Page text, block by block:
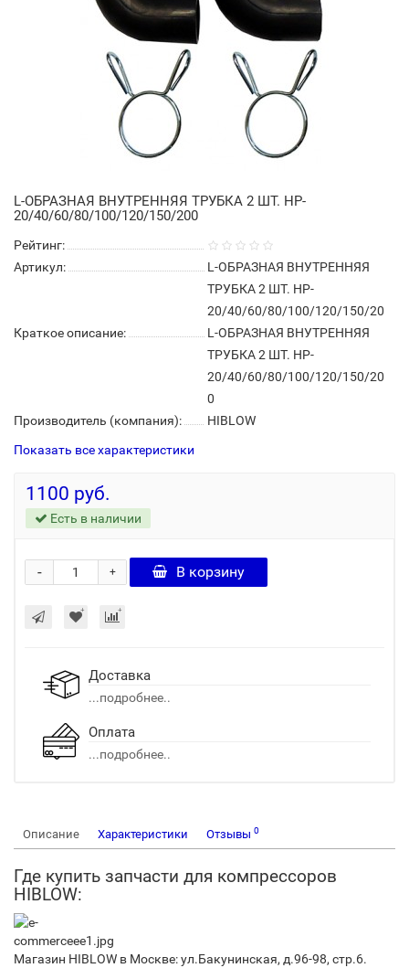
L-ОБРАЗНАЯ ВНУТРЕННЯЯ ТРУБКА 2 ШТ. HP-
20/40/60/80/100/120/150/200
Рейтинг:
Артикул:
L-ОБРАЗНАЯ ВНУТРЕННЯЯ
ТРУБКА 2 ШТ. HP-
20/40/60/80/100/120/150/20
Краткое описание:
L-ОБРАЗНАЯ ВНУТРЕННЯЯ
ТРУБКА 2 ШТ. HP-
20/40/60/80/100/120/150/20
0
Производитель (компания):
HIBLOW
Показать все характеристики
1100 руб.
Есть в наличии
+
- В корзину
Доставка
...подробнее..
Оплата
...подробнее..
Описание Характеристики Отзывы 0
Где купить запчасти для компрессоров
HIBLOW:
Магазин HIBLOW в Москве: ул.Бакунинская, д.96-98, стр.6.